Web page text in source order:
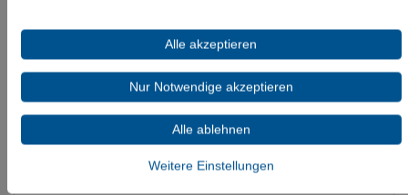
Weitere Details
Informationen zur Produktsicherheit
Alle akzeptieren
Nur Notwendige akzeptieren
Alle ablehnen
Weitere Einstellungen